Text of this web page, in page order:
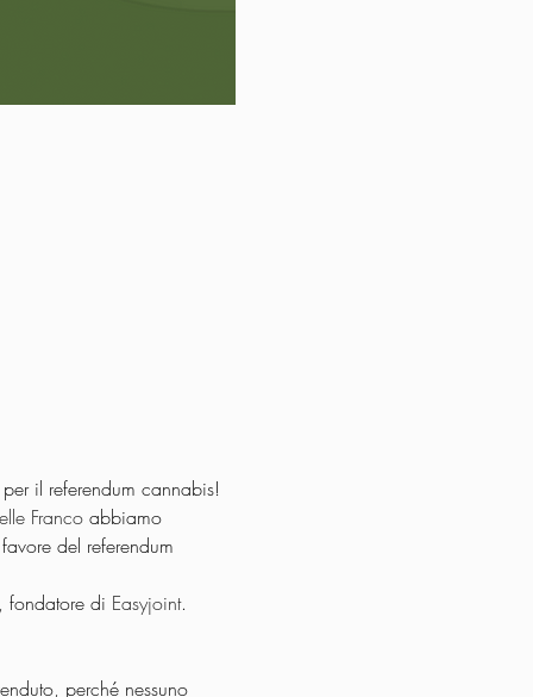
il referendum cannabis!
Franco abbiamo
del referendum
, fondatore di Easyjoint.
perché nessuno